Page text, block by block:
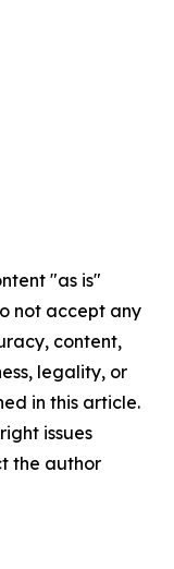
"as is"
not accept any
content,
legality, or
in this article.
issues
the author